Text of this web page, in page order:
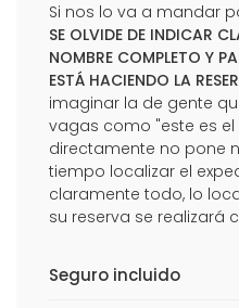
Si nos lo va a mandar
SE OLVIDE DE INDICAR
NOMBRE COMPLETO Y
ESTÁ HACIENDO LA
imaginar la de gente
vagas como "este es
directamente no pone
tiempo localizar el
claramente todo, lo
su reserva se realizará
Seguro incluido